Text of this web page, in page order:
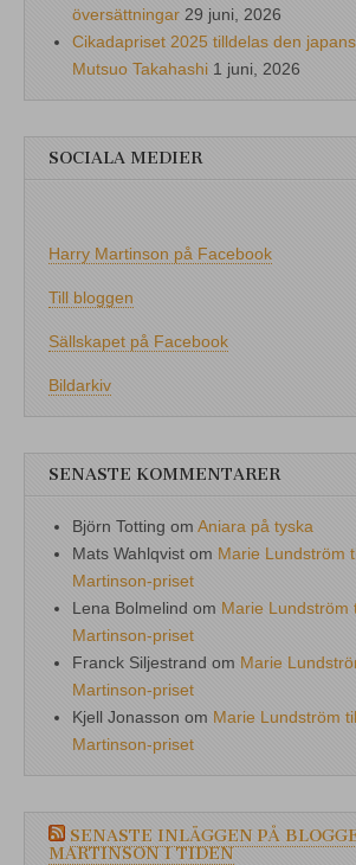
översättningar 29 juni, 2026
Cikadapriset 2025 tilldelas den
Mutsuo Takahashi 1 juni, 2026
SOCIALA MEDIER
Harry Martinson på Facebook
Till bloggen
Sällskapet på Facebook
Bildarkiv
SENASTE KOMMENTARER
Björn Totting om Aniara på tyska
Mats Wahlqvist om Marie Lundström
Martinson-priset
Lena Bolmelind om Marie Lundström
Martinson-priset
Franck Siljestrand om Marie
Martinson-priset
Kjell Jonasson om Marie Lundström
Martinson-priset
SENASTE INLÄGGEN PÅ
MARTINSON I TIDEN